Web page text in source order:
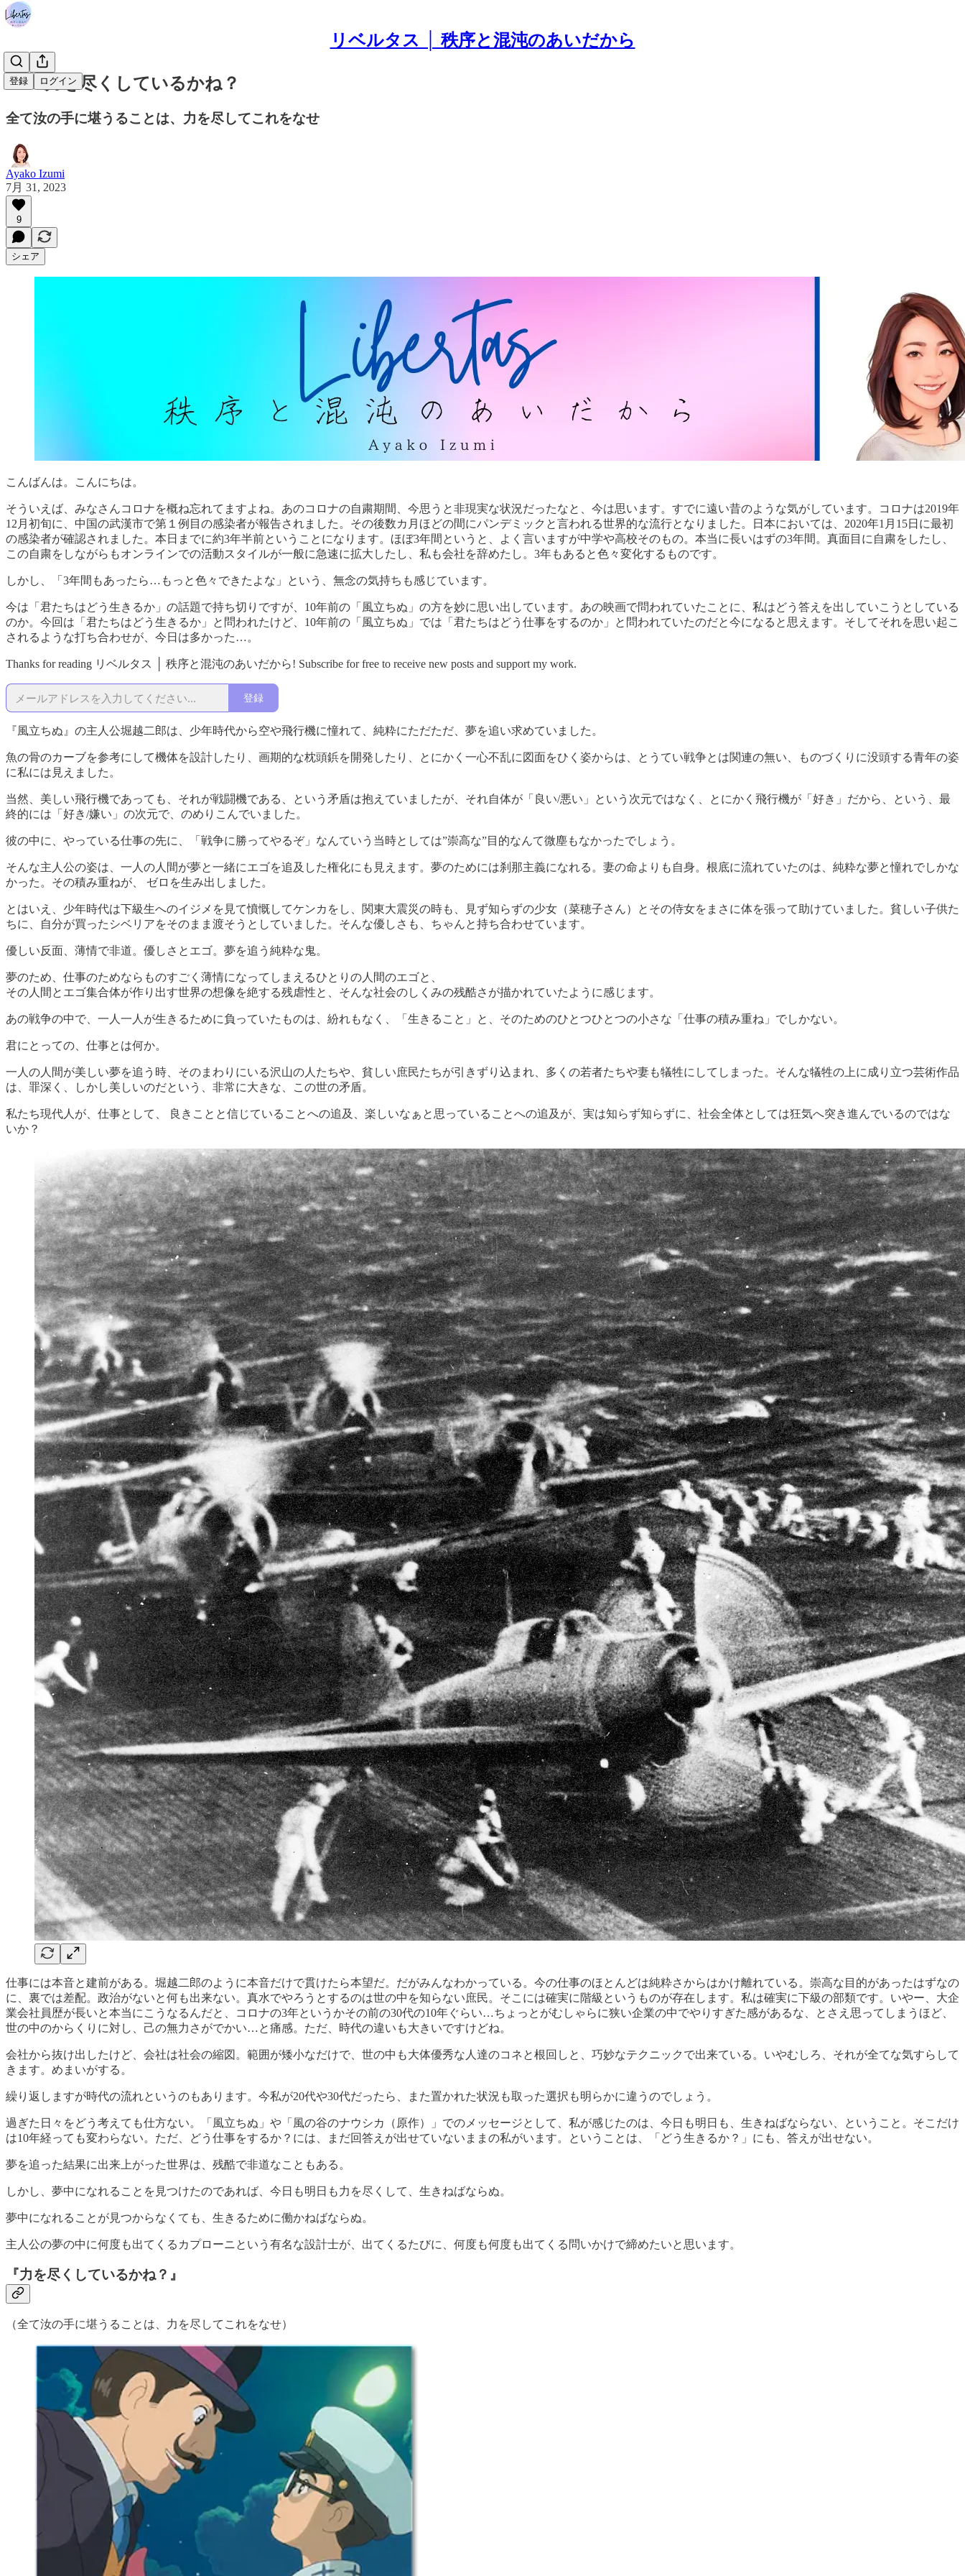
リベルタス │ 秩序と混沌のあいだから
登録 ログイン
#231 力を尽くしているかね？
全て汝の手に堪うることは、力を尽してこれをなせ
Ayako Izumi
7月 31, 2023
9
シェア
こんばんは。こんにちは。
そういえば、みなさんコロナを概ね忘れてますよね。あのコロナの自粛期間、今思うと非現実な状況だったなと、今は思います。すでに遠い昔のような気がしています。コロナは2019年
12月初旬に、中国の武漢市で第１例目の感染者が報告されました。その後数カ月ほどの間にパンデミックと言われる世界的な流行となりました。日本においては、2020年1月15日に最初
の感染者が確認されました。本日までに約3年半前ということになります。ほぼ3年間というと、よく言いますが中学や高校そのもの。本当に長いはずの3年間。真面目に自粛をしたし、
この自粛をしながらもオンラインでの活動スタイルが一般に急速に拡大したし、私も会社を辞めたし。3年もあると色々変化するものです。
しかし、「3年間もあったら…もっと色々できたよな」という、無念の気持ちも感じています。
今は「君たちはどう生きるか」の話題で持ち切りですが、10年前の「風立ちぬ」の方を妙に思い出しています。あの映画で問われていたことに、私はどう答えを出していこうとしている
のか。今回は「君たちはどう生きるか」と問われたけど、10年前の「風立ちぬ」では「君たちはどう仕事をするのか」と問われていたのだと今になると思えます。そしてそれを思い起こ
されるような打ち合わせが、今日は多かった…。
Thanks for reading リベルタス │ 秩序と混沌のあいだから! Subscribe for free to receive new posts and support my work.
登録
『風立ちぬ』の主人公堀越二郎は、少年時代から空や飛行機に憧れて、純粋にただただ、夢を追い求めていました。
魚の骨のカーブを参考にして機体を設計したり、画期的な枕頭鋲を開発したり、とにかく一心不乱に図面をひく姿からは、とうてい戦争とは関連の無い、ものづくりに没頭する青年の姿
に私には見えました。
当然、美しい飛行機であっても、それが戦闘機である、という矛盾は抱えていましたが、それ自体が「良い/悪い」という次元ではなく、とにかく飛行機が「好き」だから、という、最
終的には「好き/嫌い」の次元で、のめりこんでいました。
彼の中に、やっている仕事の先に、「戦争に勝ってやるぞ」なんていう当時としては”崇高な”目的なんて微塵もなかったでしょう。
そんな主人公の姿は、一人の人間が夢と一緒にエゴを追及した権化にも見えます。夢のためには刹那主義になれる。妻の命よりも自身。根底に流れていたのは、純粋な夢と憧れでしかな
かった。その積み重ねが、 ゼロを生み出しました。
とはいえ、少年時代は下級生へのイジメを見て憤慨してケンカをし、関東大震災の時も、見ず知らずの少女（菜穂子さん）とその侍女をまさに体を張って助けていました。貧しい子供た
ちに、自分が買ったシベリアをそのまま渡そうとしていました。そんな優しさも、ちゃんと持ち合わせています。
優しい反面、薄情で非道。優しさとエゴ。夢を追う純粋な鬼。
夢のため、仕事のためならものすごく薄情になってしまえるひとりの人間のエゴと、
その人間とエゴ集合体が作り出す世界の想像を絶する残虐性と、そんな社会のしくみの残酷さが描かれていたように感じます。
あの戦争の中で、一人一人が生きるために負っていたものは、紛れもなく、「生きること」と、そのためのひとつひとつの小さな「仕事の積み重ね」でしかない。
君にとっての、仕事とは何か。
一人の人間が美しい夢を追う時、そのまわりにいる沢山の人たちや、貧しい庶民たちが引きずり込まれ、多くの若者たちや妻も犠牲にしてしまった。そんな犠牲の上に成り立つ芸術作品
は、罪深く、しかし美しいのだという、非常に大きな、この世の矛盾。
私たち現代人が、仕事として、 良きことと信じていることへの追及、楽しいなぁと思っていることへの追及が、実は知らず知らずに、社会全体としては狂気へ突き進んでいるのではな
いか？
仕事には本音と建前がある。堀越二郎のように本音だけで貫けたら本望だ。だがみんなわかっている。今の仕事のほとんどは純粋さからはかけ離れている。崇高な目的があったはずなの
に、裏では差配。政治がないと何も出来ない。真水でやろうとするのは世の中を知らない庶民。そこには確実に階級というものが存在します。私は確実に下級の部類です。いやー、大企
業会社員歴が長いと本当にこうなるんだと、コロナの3年というかその前の30代の10年ぐらい…ちょっとがむしゃらに狭い企業の中でやりすぎた感があるな、とさえ思ってしまうほど、
世の中のからくりに対し、己の無力さがでかい…と痛感。ただ、時代の違いも大きいですけどね。
会社から抜け出したけど、会社は社会の縮図。範囲が矮小なだけで、世の中も大体優秀な人達のコネと根回しと、巧妙なテクニックで出来ている。いやむしろ、それが全てな気すらして
きます。めまいがする。
繰り返しますが時代の流れというのもあります。今私が20代や30代だったら、また置かれた状況も取った選択も明らかに違うのでしょう。
過ぎた日々をどう考えても仕方ない。「風立ちぬ」や「風の谷のナウシカ（原作）」でのメッセージとして、私が感じたのは、今日も明日も、生きねばならない、ということ。そこだけ
は10年経っても変わらない。ただ、どう仕事をするか？には、まだ回答えが出せていないままの私がいます。ということは、「どう生きるか？」にも、答えが出せない。
夢を追った結果に出来上がった世界は、残酷で非道なこともある。
しかし、夢中になれることを見つけたのであれば、今日も明日も力を尽くして、生きねばならぬ。
夢中になれることが見つからなくても、生きるために働かねばならぬ。
主人公の夢の中に何度も出てくるカプローニという有名な設計士が、出てくるたびに、何度も何度も出てくる問いかけで締めたいと思います。
『力を尽くしているかね？』
（全て汝の手に堪うることは、力を尽してこれをなせ）